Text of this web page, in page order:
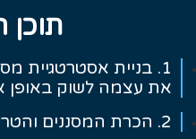
1. בניית אסטרטגיית
את עצמה לשוק באופן
2. הכרת המסננים והטריגרים של האסטרטגיה.